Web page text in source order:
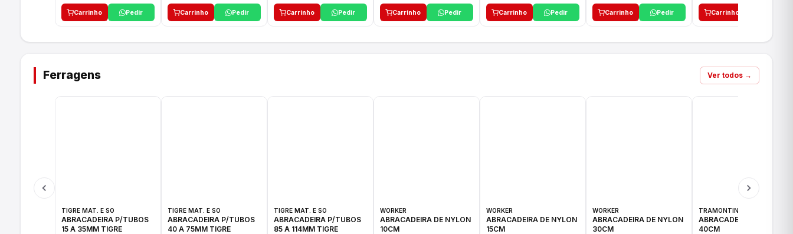
Carrinho Pedir Carrinho Pedir Carrinho Pedir Carrinho Pedir Carrinho Pedir Carrinho Pedir Carrinho
Ferragens Ver todos →
TIGRE MAT. E SO
ABRACADEIRA P/TUBOS
15 A 35MM TIGRE
TIGRE MAT. E SO
ABRACADEIRA P/TUBOS
40 A 75MM TIGRE
TIGRE MAT. E SO
ABRACADEIRA P/TUBOS
85 A 114MM TIGRE
WORKER
ABRACADEIRA DE NYLON
10CM
WORKER
ABRACADEIRA DE NYLON
15CM
WORKER
ABRACADEIRA DE NYLON
30CM
TRAMONTINA
ABRACADEIRA DE NYLON
40CM